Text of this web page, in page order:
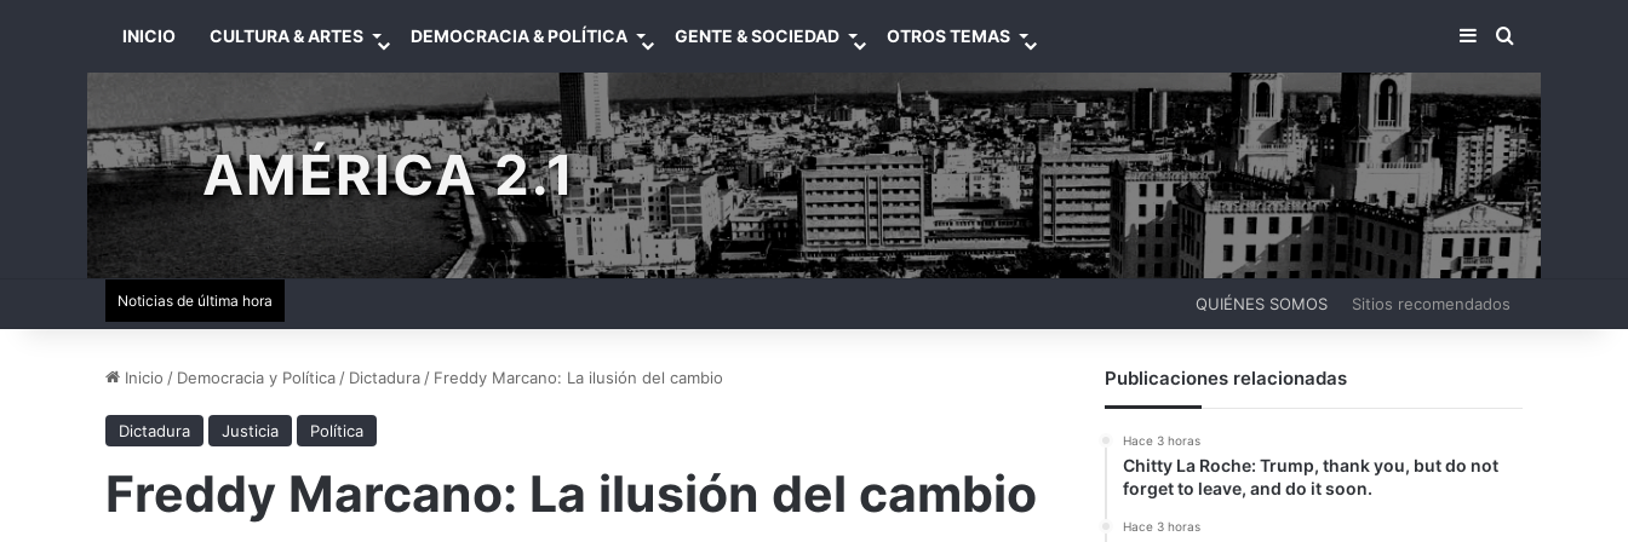
INICIO CULTURA & ARTES DEMOCRACIA & POLÍTICA GENTE & SOCIEDAD OTROS TEMAS BARRA LATERAL
BUSCAR
AMÉRICA 2.1
Noticias de última hora QUIÉNES SOMOS Sitios recomendados
Inicio / Democracia y Política / Dictadura / Freddy Marcano: La ilusión del cambio
Dictadura Justicia Política
Freddy Marcano: La ilusión del cambio
Publicaciones relacionadas
Hace 3 horas
Chitty La Roche: Trump, thank you, but do not
forget to leave, and do it soon.
Hace 3 horas